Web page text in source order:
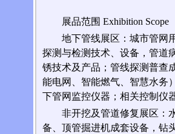
展品范围 Exhibition Scope
地下管线展区：城市管网
探测与检测技术、设备，管道
锈技术及产品；管线探测普查
能电网、智能燃气、智慧水务
下管网监控仪器；相关控制仪
非开挖及管道修复展区：
备、顶管掘进机成套设备，钻